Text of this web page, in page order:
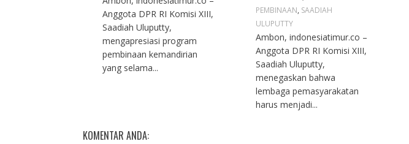
Anggota DPR RI Komisi XIII,
Saadiah Uluputty,
mengapresiasi program
pembinaan kemandirian
yang selama...
PEMBINAAN, SAADIAH
ULUPUTTY
Ambon, indonesiatimur.co –
Anggota DPR RI Komisi XIII,
Saadiah Uluputty,
menegaskan bahwa
lembaga pemasyarakatan
harus menjadi...
KOMENTAR ANDA: